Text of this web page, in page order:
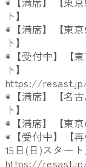
ト】
◉【満席】【東
ト】
◉【受付中】【
ト】
https://
◉【満席】【名古
ト】
◉【満席】【東京
◉【受付中】【
15日(日)スタート
https://